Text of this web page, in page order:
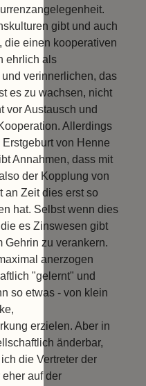
gibt und auch
die einen kooperativen
ehrlich als
verinnerlichen, das
es zu wachsen, nicht
vor Austausch und
Allerdings
von Henne
Annahmen, dass mit
der Kopplung von
an Zeit dies erst so
hat. Selbst wenn dies
es Zinswesen gibt
Gehrin zu verankern.
anerzogen
"gelernt" und
so etwas - von klein
erzielen. Aber in
änderbar,
die Vertreter der
auf der